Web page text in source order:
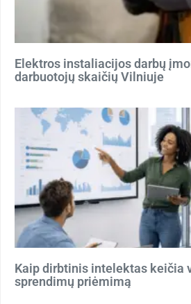
Elektros instaliacijos darbų
darbuotojų skaičių Vilniuje
Kaip dirbtinis intelektas keičia
sprendimų priėmimą